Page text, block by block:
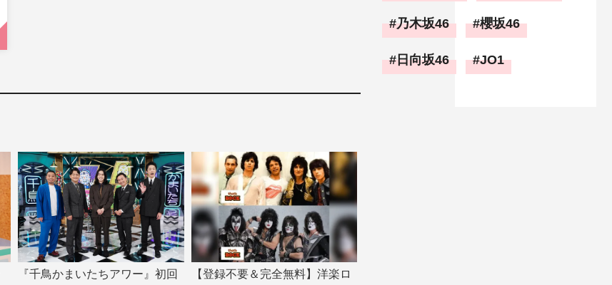
『千鳥かまいたちアワー』初回
【登録不要＆完全無料】洋楽ロ
乃木坂46 櫻坂46
日向坂46 JO1